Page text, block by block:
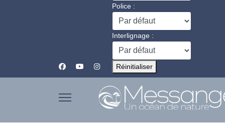
Police :
Interlignage :
Réinitialiser